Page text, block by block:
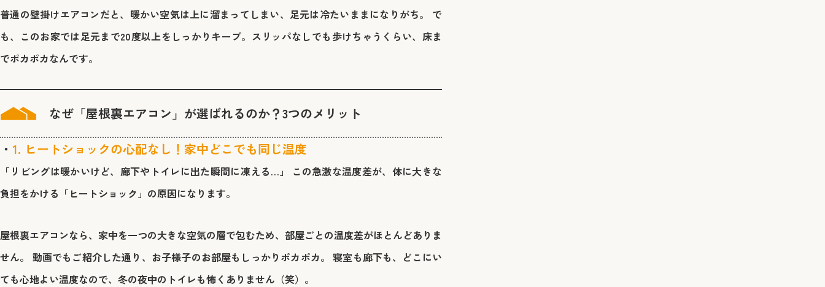
普通の壁掛けエアコンだと、暖かい空気は上に溜まってしまい、足元は冷たいままになりがち。 で
も、このお家では足元まで20度以上をしっかりキープ。スリッパなしでも歩けちゃうくらい、床ま
でポカポカなんです。
なぜ「屋根裏エアコン」が選ばれるのか？3つのメリット
1. ヒートショックの心配なし！家中どこでも同じ温度
「リビングは暖かいけど、廊下やトイレに出た瞬間に凍える…」 この急激な温度差が、体に大きな
負担をかける「ヒートショック」の原因になります。
屋根裏エアコンなら、家中を一つの大きな空気の層で包むため、部屋ごとの温度差がほとんどありま
せん。 動画でもご紹介した通り、 お子様子のお部屋もしっかりポカポカ。 寝室も廊下も、どこにい
ても心地よい温度なので、冬の夜中のトイレも怖くありません（笑）。